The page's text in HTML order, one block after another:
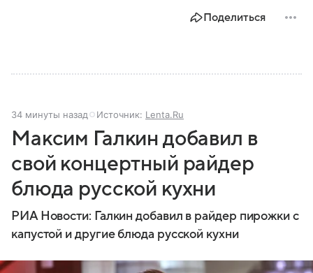
Поделиться
34 минуты назад Источник: Lenta.Ru
Максим Галкин добавил в
свой концертный райдер
блюда русской кухни
РИА Новости: Галкин добавил в райдер пирожки с
капустой и другие блюда русской кухни